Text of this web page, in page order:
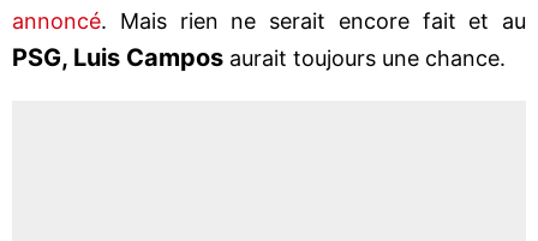
annoncé. Mais rien ne serait encore fait et au
PSG, Luis Campos aurait toujours une chance.